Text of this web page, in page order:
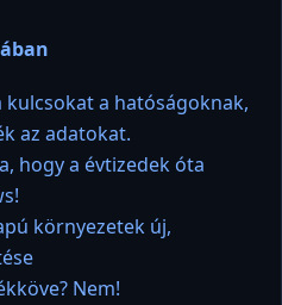
a hatóságoknak,
az adatokat.
hogy a évtizedek óta
környezetek új,
Nem!